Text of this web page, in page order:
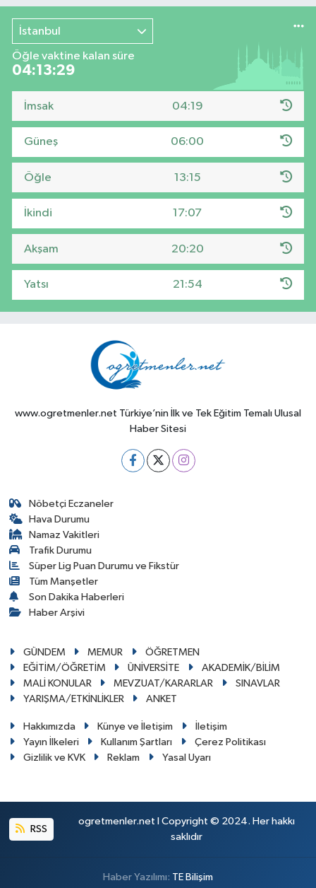
İstanbul
Öğle vaktine kalan süre
04:13:29
İmsak 04:19
Güneş 06:00
Öğle 13:15
İkindi 17:07
Akşam 20:20
Yatsı 21:54
www.ogretmenler.net Türkiye’nin İlk ve Tek Eğitim Temalı Ulusal
Haber Sitesi
Nöbetçi Eczaneler
Hava Durumu
Namaz Vakitleri
Trafik Durumu
Süper Lig Puan Durumu ve Fikstür
Tüm Manşetler
Son Dakika Haberleri
Haber Arşivi
GÜNDEM MEMUR
ÖĞRETMEN
EĞİTİM/ÖĞRETİM
ÜNİVERSİTE
AKADEMİK/BİLİM
MALİ KONULAR
MEVZUAT/KARARLAR
SINAVLAR
YARIŞMA/ETKİNLİKLER
ANKET
Hakkımızda Künye ve İletişim
İletişim
Yayın İlkeleri
Kullanım Şartları
Çerez Politikası
Gizlilik ve KVK
Reklam Yasal Uyarı
RSS
ogretmenler.net I Copyright © 2024. Her hakkı
saklıdır
Haber Yazılımı: TE Bilişim